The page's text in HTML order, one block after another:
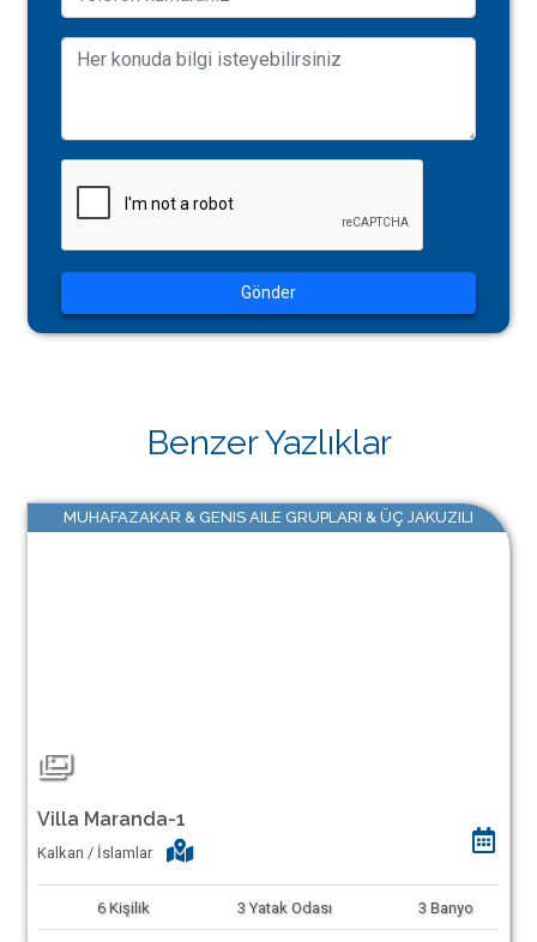
Gönder
Benzer Yazlıklar
MUHAFAZAKAR & GENIS AILE GRUPLARI & ÜÇ JAKUZILI
Villa Maranda-1
Kalkan / İslamlar
6 Kişilik 3 Yatak Odası 3 Banyo